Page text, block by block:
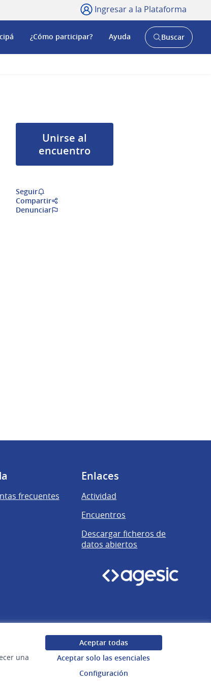
una
Aceptar todas
Aceptar solo las esenciales
Configuración
Ingresar a la Plataforma
¿Cómo participar? Ayuda
AbrirBuscar
Cultura y Convivencia
Unirse al
encuentro
Seguir
Compartir
Denunciar
frecuentes
Enlaces
Actividad
Encuentros
Descargar ficheros de
datos abiertos
Web creada con